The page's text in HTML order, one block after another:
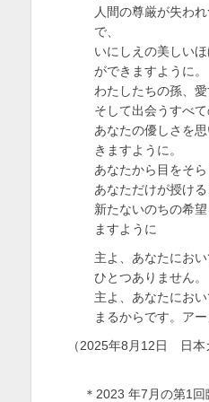
人間の尊厳が失わ
で、
いにしえの美しい
ができますように。
わたしたちの孫、愛
そして出会うすべて
あなたの優しさを
きますように。
あなたから目をそら
あなただけが授ける
新たないのちの希
ますように
主よ、あなたにお
ひとつありません。
主よ、あなたにお
まるからです。アー
（2025年8月12日 日本
＊2023 年7月の第1回